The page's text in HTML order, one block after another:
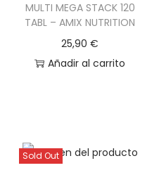
MULTI MEGA STACK 120
TABL – AMIX NUTRITION
25,90€
Añadir al carrito
Sold Out